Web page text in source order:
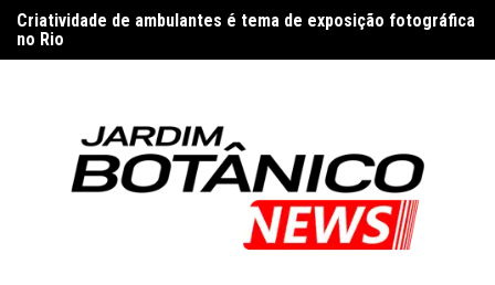
para
o
Criatividade de ambulantes é tema de exposição fotográfica
no Rio